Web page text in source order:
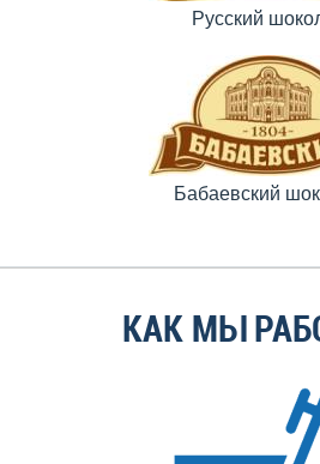
Русский
Бабаевский
КАК МЫ